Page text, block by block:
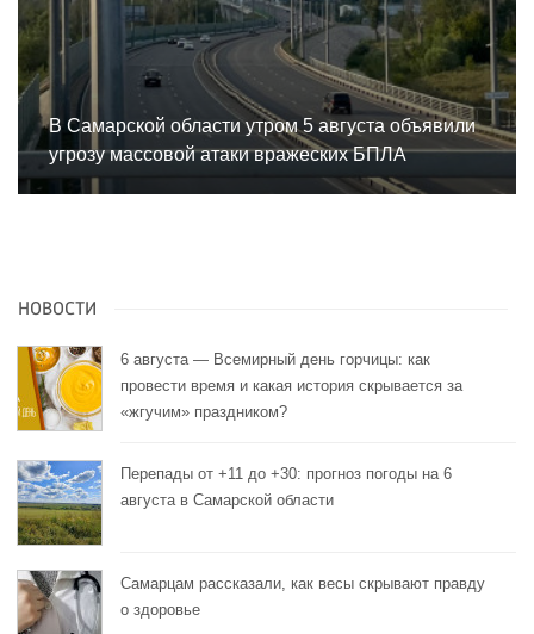
В Самарской области утром 5 августа объявили
угрозу массовой атаки вражеских БПЛА
НОВОСТИ
6 августа — Всемирный день горчицы: как
провести время и какая история скрывается за
«жгучим» праздником?
Перепады от +11 до +30: прогноз погоды на 6
августа в Самарской области
Самарцам рассказали, как весы скрывают правду
о здоровье